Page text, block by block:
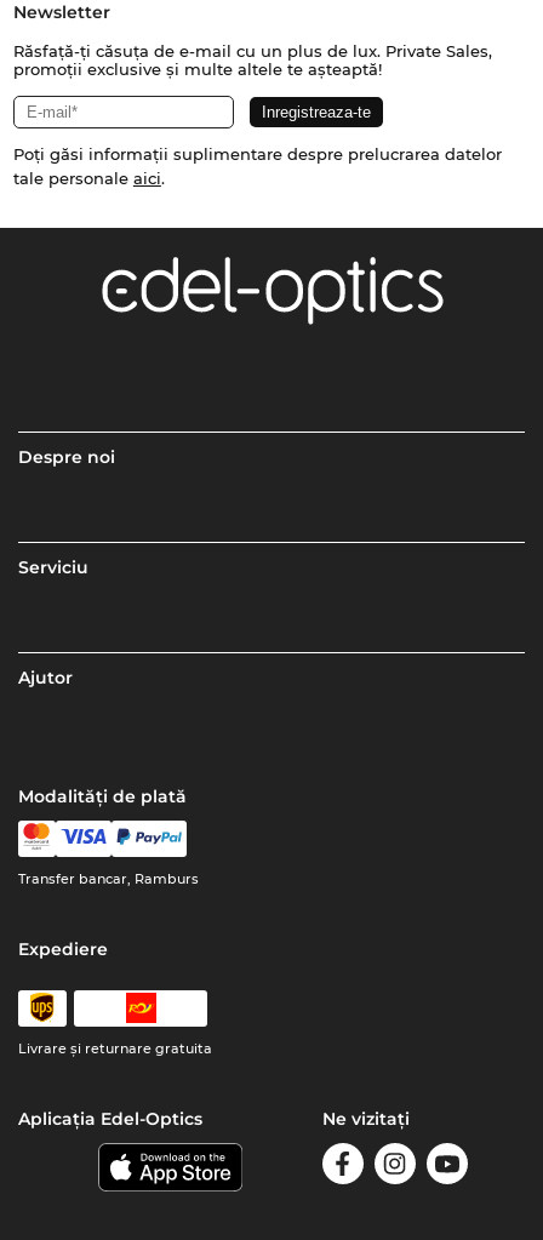
Newsletter
Răsfață-ți căsuța de e-mail cu un plus de lux. Private Sales,
promoții exclusive și multe altele te așteaptă!
Poți găsi informații suplimentare despre prelucrarea datelor
tale personale aici.
Despre noi
Serviciu
Ajutor
Modalități de plată
Transfer bancar, Ramburs
Expediere
Livrare şi returnare gratuita
Aplicația Edel-Optics Ne vizitați